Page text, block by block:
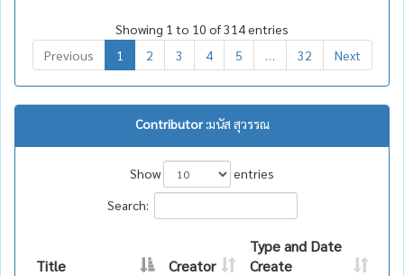
Showing 1 to 10 of 314 entries
Previous
1 2 3 4 5 32 Next
Contributor :มนัส สุวรรณ
Show
entries
Search:
Title Creator
Type and Date
Create